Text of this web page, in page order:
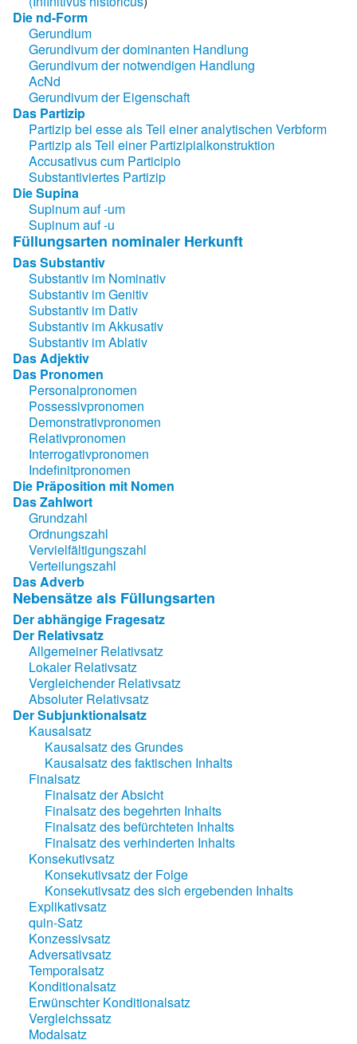
Die nd-Form
Gerundium
Gerundivum der dominanten Handlung
Gerundivum der notwendigen Handlung
AcNd
Gerundivum der Eigenschaft
Das Partizip
Partizip bei esse als Teil einer analytischen Verbform
Partizip als Teil einer Partizipialkonstruktion
Accusativus cum Participio
Substantiviertes Partizip
Die Supina
Supinum auf -um
Supinum auf -u
Füllungsarten nominaler Herkunft
Das Substantiv
Substantiv im Nominativ
Substantiv im Genitiv
Substantiv im Dativ
Substantiv im Akkusativ
Substantiv im Ablativ
Das Adjektiv
Das Pronomen
Personalpronomen
Possessivpronomen
Demonstrativpronomen
Relativpronomen
Interrogativpronomen
Indefinitpronomen
Die Präposition mit Nomen
Das Zahlwort
Grundzahl
Ordnungszahl
Vervielfältigungszahl
Verteilungszahl
Das Adverb
Nebensätze als Füllungsarten
Der abhängige Fragesatz
Der Relativsatz
Allgemeiner Relativsatz
Lokaler Relativsatz
Vergleichender Relativsatz
Absoluter Relativsatz
Der Subjunktionalsatz
Kausalsatz
Kausalsatz des Grundes
Kausalsatz des faktischen Inhalts
Finalsatz
Finalsatz der Absicht
Finalsatz des begehrten Inhalts
Finalsatz des befürchteten Inhalts
Finalsatz des verhinderten Inhalts
Konsekutivsatz
Konsekutivsatz der Folge
Konsekutivsatz des sich ergebenden Inhalts
Explikativsatz
quin-Satz
Konzessivsatz
Adversativsatz
Temporalsatz
Konditionalsatz
Erwünschter Konditionalsatz
Vergleichssatz
Modalsatz